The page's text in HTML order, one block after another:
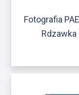
Fotografia